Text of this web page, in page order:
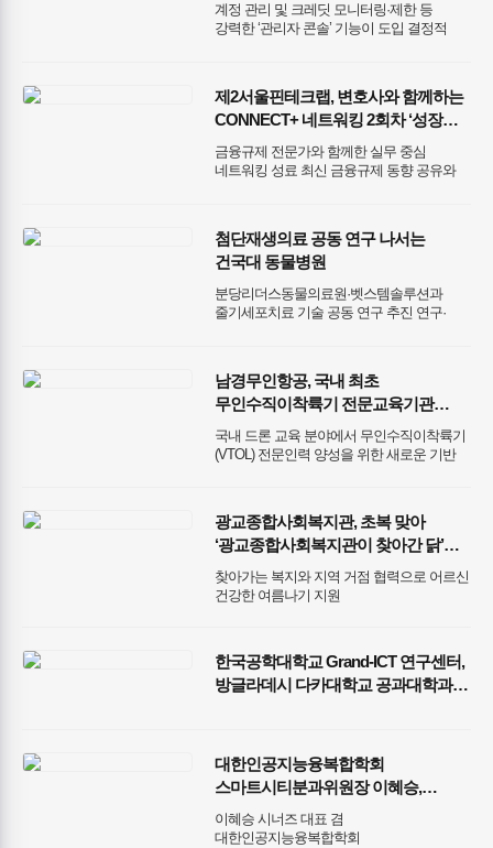
계정 관리 및 크레딧 모니터링·제한 등
강력한 ‘관리자 콘솔’ 기능이 도입 결정적
제2서울핀테크랩, 변호사와 함께하는
CONNECT+ 네트워킹 2회차 ‘성장의
방향을 그리다’ 성황리 개최
금융규제 전문가와 함께한 실무 중심
네트워킹 성료 최신 금융규제 동향 공유와
첨단재생의료 공동 연구 나서는
건국대 동물병원
분당리더스동물의료원·벳스템솔루션과
줄기세포치료 기술 공동 연구 추진 연구·
남경무인항공, 국내 최초
무인수직이착륙기 전문교육기관
지정… VTOL 전문인력 양성 본격화
국내 드론 교육 분야에서 무인수직이착륙기
(VTOL) 전문인력 양성을 위한 새로운 기반
광교종합사회복지관, 초복 맞아
‘광교종합사회복지관이 찾아간 닭’
행사 성료
찾아가는 복지와 지역 거점 협력으로 어르신
건강한 여름나기 지원
한국공학대학교 Grand-ICT 연구센터,
방글라데시 다카대학교 공과대학과
대한인공지능융복합학회
스마트시티분과위원장 이혜승,
신한금융그룹·행정안전부
‘사회연대경제 임팩트업 프로젝트’
이혜승 시너즈 대표 겸
대한인공지능융복합학회